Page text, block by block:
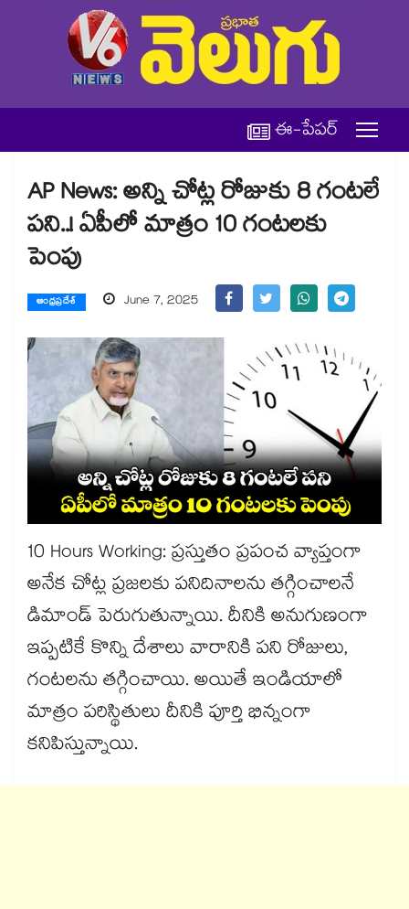
ఈ-పేపర్
AP News: అన్ని చోట్ల రోజుకు 8 గంటలే
పని..! ఏపీలో మాత్రం 10 గంటలకు
పెంపు
ఆంధ్రప్రదేశ్ June 7, 2025
10 Hours Working: ప్రస్తుతం ప్రపంచ వ్యాప్తంగా
అనేక చోట్ల ప్రజలకు పనిదినాలను తగ్గించాలనే
డిమాండ్ పెరుగుతున్నాయి. దీనికి అనుగుణంగా
ఇప్పటికే కొన్ని దేశాలు వారానికి పని రోజులు,
గంటలను తగ్గించాయి. అయితే ఇండియాలో
మాత్రం పరిస్థితులు దీనికి పూర్తి భిన్నంగా
కనిపిస్తున్నాయి.